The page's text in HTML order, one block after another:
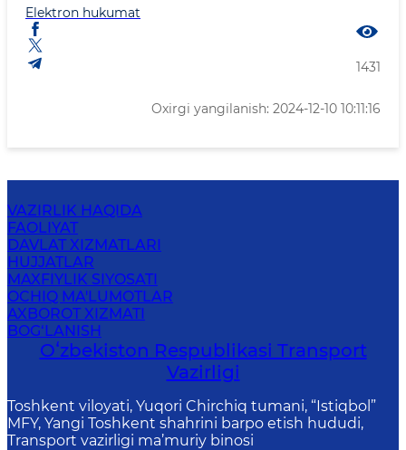
Elektron hukumat
1431
Oxirgi yangilanish: 2024-12-10 10:11:16
VAZIRLIK HAQIDA
FAOLIYAT
DAVLAT XIZMATLARI
HUJJATLAR
MAXFIYLIK SIYOSATI
OCHIQ MA'LUMOTLAR
AXBOROT XIZMATI
BOG‘LANISH
Oʻzbekiston Respublikasi Transport
Vazirligi
Toshkent viloyati, Yuqori Chirchiq tumani, “Istiqbol”
MFY, Yangi Toshkent shahrini barpo etish hududi,
Transport vazirligi ma’muriy binosi